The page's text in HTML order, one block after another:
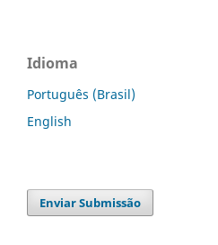
Idioma
Português (Brasil)
English
Enviar Submissão